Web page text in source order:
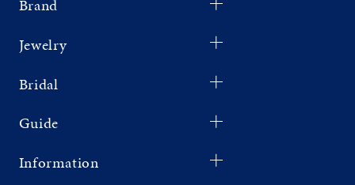
Brand
Jewelry
Bridal
Guide
Information